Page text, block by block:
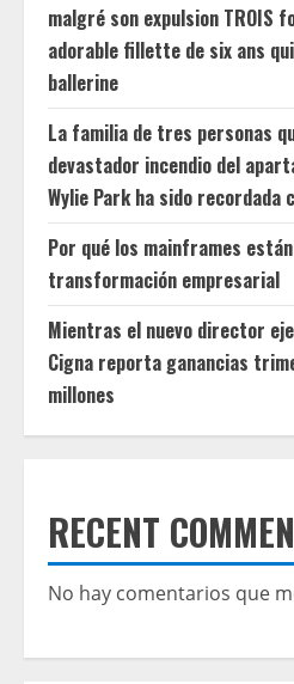
malgré son expulsion TROIS
adorable fillette de six ans
ballerine
La familia de tres personas
devastador incendio del
Wylie Park ha sido recordada
Por qué los mainframes
transformación empresarial
Mientras el nuevo director
Cigna reporta ganancias
millones
RECENT
No hay comentarios que